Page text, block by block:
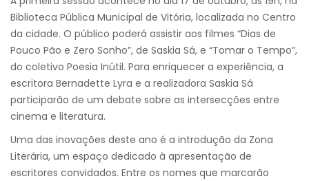
Biblioteca Pública Municipal de Vitória, localizada no Centro
da cidade. O público poderá assistir aos filmes “Dias de
Pouco Pão e Zero Sonho”, de Saskia Sá, e “Tomar o Tempo”,
do coletivo Poesia Inútil. Para enriquecer a experiência, a
escritora Bernadette Lyra e a realizadora Saskia Sá
participarão de um debate sobre as intersecções entre
cinema e literatura.
Uma das inovações deste ano é a introdução da Zona
Literária, um espaço dedicado à apresentação de
escritores convidados. Entre os nomes que marcarão